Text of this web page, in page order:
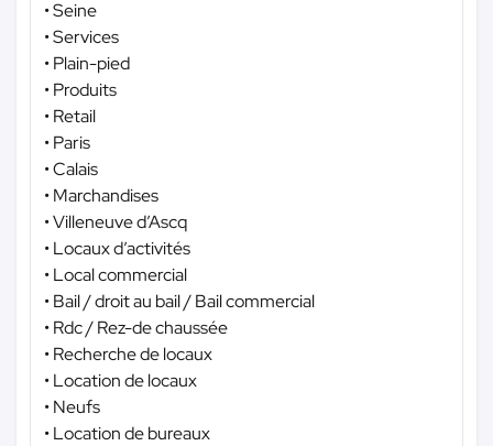
• Seine
• Services
• Plain-pied
• Produits
• Retail
• Paris
• Calais
• Marchandises
• Villeneuve d’Ascq
• Locaux d’activités
• Local commercial
• Bail / droit au bail / Bail commercial
• Rdc / Rez-de chaussée
• Recherche de locaux
• Location de locaux
• Neufs
• Location de bureaux